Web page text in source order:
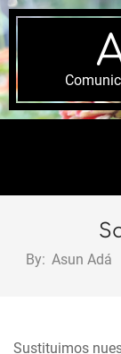
Skip
to
content
By: Asun Adá
Sustituimos